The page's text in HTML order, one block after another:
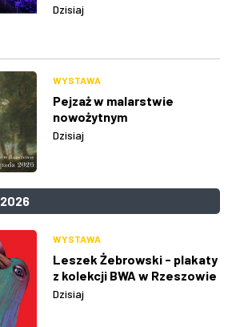
Dzisiaj
WYSTAWA
Pejzaż w malarstwie
nowożytnym
Dzisiaj
WYSTAWA
Leszek Żebrowski - plakaty
z kolekcji BWA w Rzeszowie
Dzisiaj